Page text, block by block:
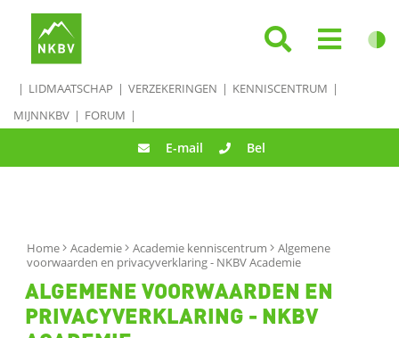
LIDMAATSCHAP VERZEKERINGEN
KENNISCENTRUM
MIJNNKBV
FORUM
E-mail Bel
Home Academie Academie kenniscentrum
Algemene
voorwaarden en privacyverklaring - NKBV Academie
ALGEMENE VOORWAARDEN EN
PRIVACYVERKLARING - NKBV